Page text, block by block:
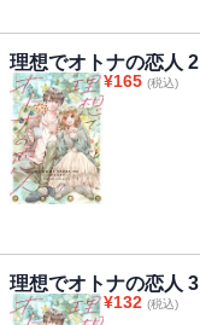
理想でオトナの恋人 2
¥165 (税込)
理想でオトナの恋人 3
¥132 (税込)